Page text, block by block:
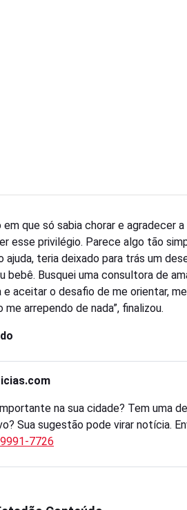
em que só sabia chorar e agradecer
esse privilégio. Parece algo tão
ajuda, teria deixado para trás um
bebê. Busquei uma consultora de
e aceitar o desafio de me orientar,
arrependo de nada”, finalizou.
na sua cidade? Tem uma
Sua sugestão pode virar notícia.
7726